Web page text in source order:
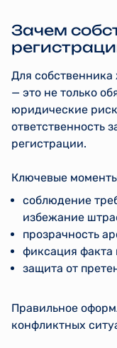
Зачем
Для
— это не только
юридические
ответственность
регистрации.
Ключевые
соблюдение
избежание
прозрачность
фиксация
защита от
Правильное
конфликтных